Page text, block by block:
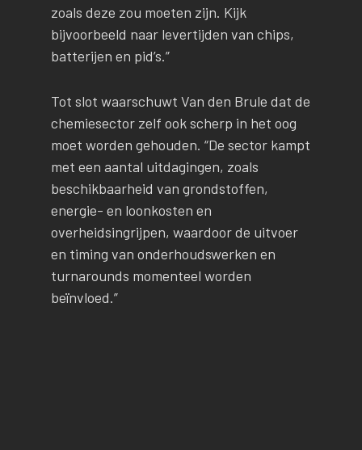
zoals deze zou moeten zijn. Kijk
bijvoorbeeld naar levertijden van chips,
batterijen en pid’s.”
Tot slot waarschuwt Van den Brule dat de
chemiesector zelf ook scherp in het oog
moet worden gehouden. “De sector kampt
met een aantal uitdagingen, zoals
beschikbaarheid van grondstoffen,
energie- en loonkosten en
overheidsingrijpen, waardoor de uitvoer
en timing van onderhoudswerken en
turnarounds momenteel worden
beïnvloed.”